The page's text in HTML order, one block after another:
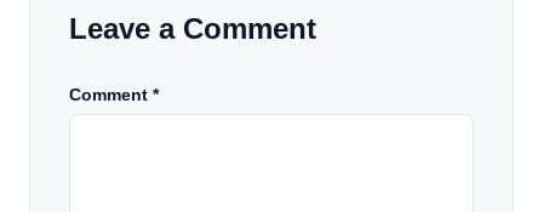
Leave a Comment
Comment *